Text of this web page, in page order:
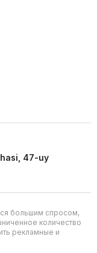
47-uy
большим спросом,
количество
рекламные и